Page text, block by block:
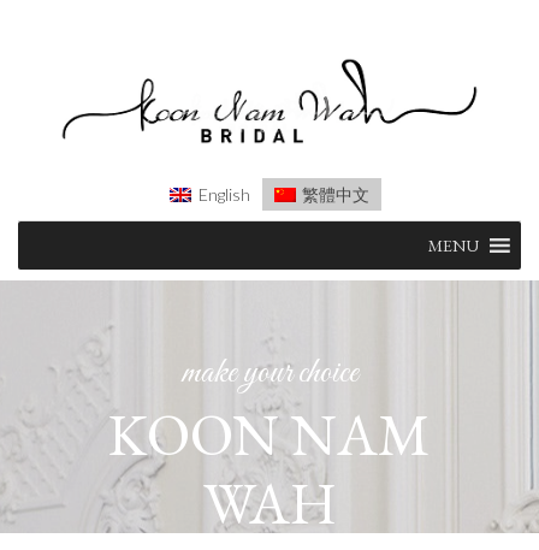
English 繁體中文
content
MENU
make your choice
KOON NAM
WAH